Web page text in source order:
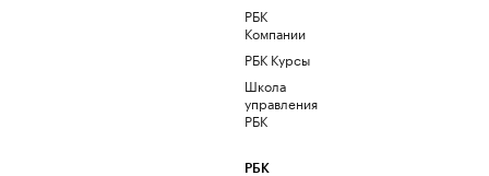
РБК
Компании
РБК Курсы
Школа
управления
РБК
РБК